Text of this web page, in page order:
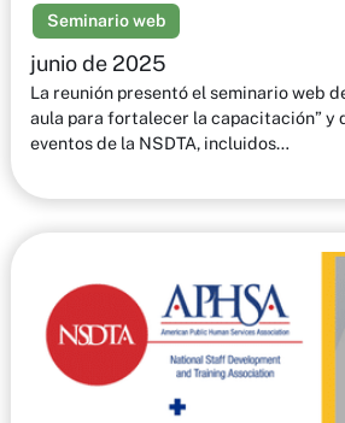
Seminario web
junio de 2025
La reunión presentó el seminario web
aula para fortalecer la capacitación” y
eventos de la NSDTA, incluidos…